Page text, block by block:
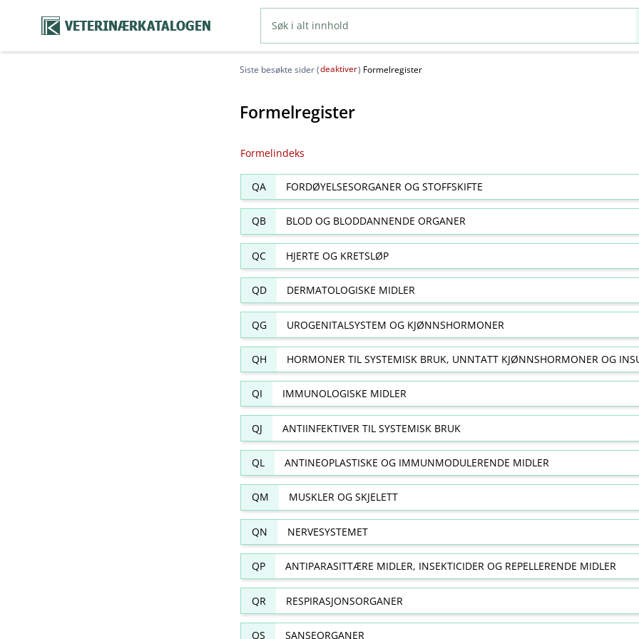
VETERINÆRKATALOGEN
Siste besøkte sider (deaktiver) Formelregister
Formelregister
Formelindeks
QA FORDØYELSESORGANER OG STOFFSKIFTE
QB BLOD OG BLODDANNENDE ORGANER
QC HJERTE OG KRETSLØP
QD DERMATOLOGISKE MIDLER
QG UROGENITALSYSTEM OG KJØNNSHORMONER
QH HORMONER TIL SYSTEMISK BRUK, UNNTATT KJØNNSHORMONER OG
QI IMMUNOLOGISKE MIDLER
QJ ANTIINFEKTIVER TIL SYSTEMISK BRUK
QL ANTINEOPLASTISKE OG IMMUNMODULERENDE MIDLER
QM MUSKLER OG SKJELETT
QN NERVESYSTEMET
QP ANTIPARASITTÆRE MIDLER, INSEKTICIDER OG REPELLERENDE MIDLER
QR RESPIRASJONSORGANER
QS SANSEORGANER